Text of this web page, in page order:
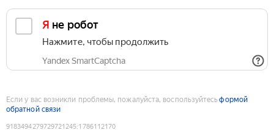
Я не робот
Нажмите, чтобы продолжить
Yandex SmartCaptcha
Если у вас возникли проблемы, пожалуйста, воспользуйтесьформой
обратной связи
9183494279729721245:1786112170